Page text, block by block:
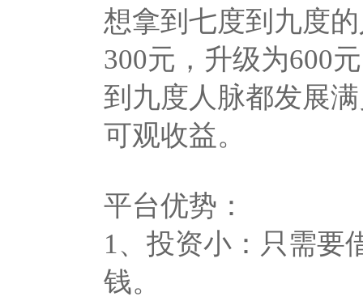
想拿到七度到九度
300元，升级为600
到九度人脉都发展
可观收益。
平台优势：
1、投资小：只需要
钱。